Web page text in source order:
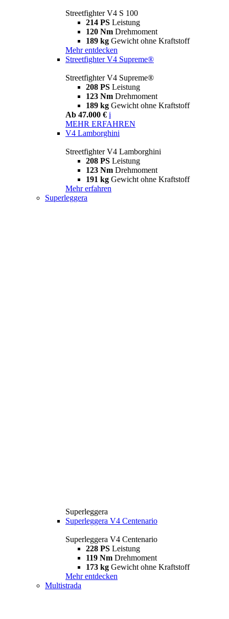
Streetfighter V4 S 100
214 PS Leistung
120 Nm Drehmoment
189 kg Gewicht ohne Kraftstoff
Mehr entdecken
Streetfighter V4 Supreme®
Streetfighter V4 Supreme®
208 PS Leistung
123 Nm Drehmoment
189 kg Gewicht ohne Kraftstoff
Ab 47.000 € i
MEHR ERFAHREN
V4 Lamborghini
Streetfighter V4 Lamborghini
208 PS Leistung
123 Nm Drehmoment
191 kg Gewicht ohne Kraftstoff
Mehr erfahren
Superleggera
Superleggera
Superleggera V4 Centenario
Superleggera V4 Centenario
228 PS Leistung
119 Nm Drehmoment
173 kg Gewicht ohne Kraftstoff
Mehr entdecken
Multistrada